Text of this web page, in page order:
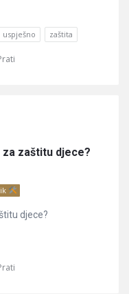
uspješno zaštita
za zaštitu djece?
djece?